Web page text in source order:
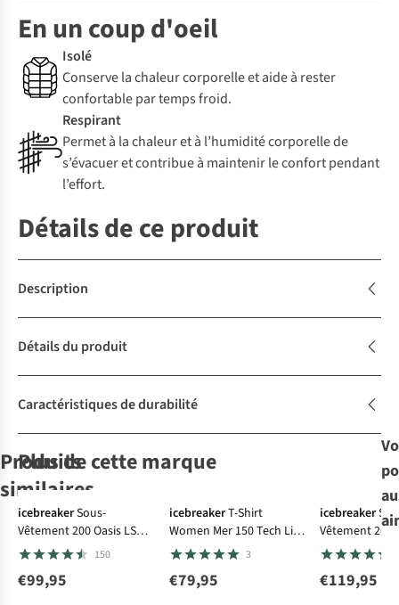
En un coup d'oeil
Isolé
Conserve la chaleur corporelle et aide à rester
confortable par temps froid.
Respirant
Permet à la chaleur et à l’humidité corporelle de
s’évacuer et contribue à maintenir le confort pendant
l’effort.
Détails de ce produit
Description
Détails du produit
Caractéristiques de durabilité
Produits
similaires
Ultraléger
Patagonia
Polaire W'S R1
Air Full-Zip
Ultraléger
Patagonia
Polaire W'S R1
Air Full-Zip
Hoody
The North Face
Polaire W
Meteora Fz
Fleece
Ultraléger
Patagonia
Polaire W'S R1
Air Full-Zip
Hoody
Plus de cette marque
Avis d'experts
icebreakerSous-
Vêtement 200 Oasis LS
Scoop
150
€99,95
icebreakerT-Shirt
Women Mer 150 Tech Lite
Ss Scoop Tee 3
€79,95
icebreaker
Vêtement 260
Crewe
€119,95